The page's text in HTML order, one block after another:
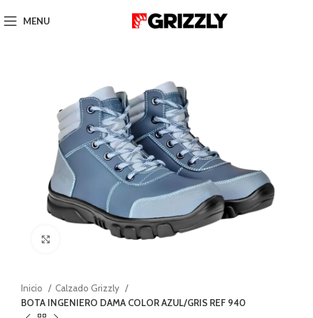
MENU
Click to enlarge
Inicio
Calzado Grizzly
BOTA INGENIERO DAMA COLOR AZUL/GRIS REF 940